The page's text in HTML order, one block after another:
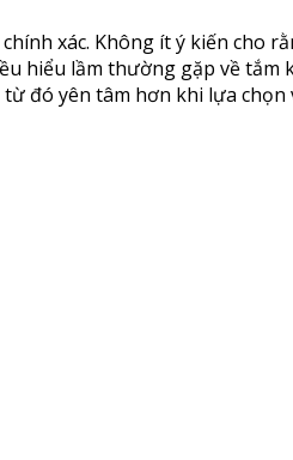
xác. Không ít ý kiến cho
hiểu lầm thường gặp về tắm
đó yên tâm hơn khi lựa chọn